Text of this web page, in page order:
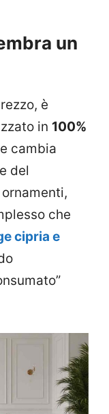
un
è
in 100%
cambia
del
che
cipria e